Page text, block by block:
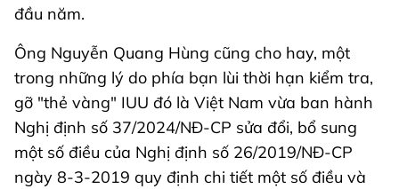
đầu năm.
Ông Nguyễn Quang Hùng cũng cho hay, một
trong những lý do phía bạn lùi thời hạn kiểm tra,
gỡ "thẻ vàng" IUU đó là Việt Nam vừa ban hành
Nghị định số 37/2024/NĐ-CP sửa đổi, bổ sung
một số điều của Nghị định số 26/2019/NĐ-CP
ngày 8-3-2019 quy định chi tiết một số điều và